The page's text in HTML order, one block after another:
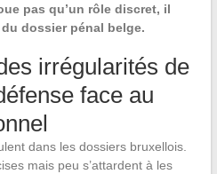
pas qu’un rôle discret, il
dossier pénal belge.
irrégularités de
face au
dans les dossiers bruxellois.
mais peu s’attardent à les